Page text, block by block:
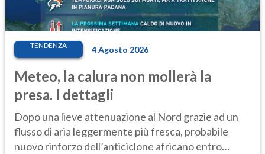
TENDENZA 4 Agosto 2026
Meteo, la calura non mollerà la
presa. I dettagli
Dopo una lieve attenuazione al Nord grazie ad un
flusso di aria leggermente più fresca, probabile
nuovo rinforzo dell’anticiclone africano entro